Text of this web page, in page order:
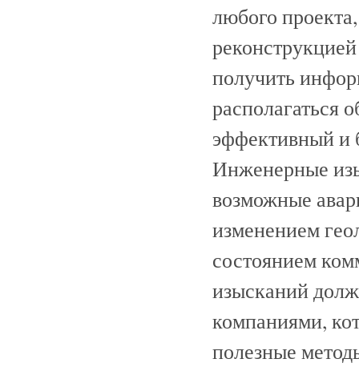
любого
получить
располагаться
эффективный и
Инженерные
возможные
изменением
состоянием
изысканий
компаниями,
полезные